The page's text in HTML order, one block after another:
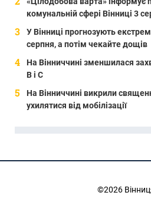
комунальній сфері Вінниці 3
У Вінниці прогнозують
серпня, а потім чекайте дощів
На Вінниччині зменшилася
В і С
На Вінниччині викрили
ухилятися від мобілізації
©2026